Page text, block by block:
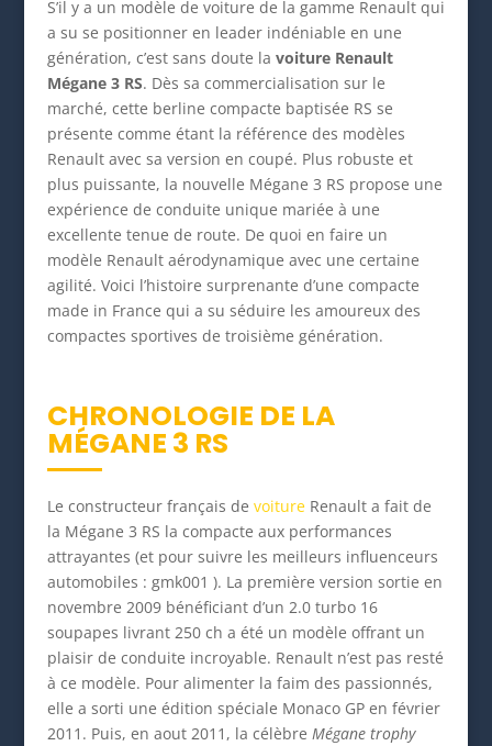
S’il y a un modèle de voiture de la gamme Renault qui
a su se positionner en leader indéniable en une
génération, c’est sans doute la voiture Renault
Mégane 3 RS. Dès sa commercialisation sur le
marché, cette berline compacte baptisée RS se
présente comme étant la référence des modèles
Renault avec sa version en coupé. Plus robuste et
plus puissante, la nouvelle Mégane 3 RS propose une
expérience de conduite unique mariée à une
excellente tenue de route. De quoi en faire un
modèle Renault aérodynamique avec une certaine
agilité. Voici l’histoire surprenante d’une compacte
made in France qui a su séduire les amoureux des
compactes sportives de troisième génération.
CHRONOLOGIE DE LA
MÉGANE 3 RS
Le constructeur français de voitureRenault a fait de
la Mégane 3 RS la compacte aux performances
attrayantes (et pour suivre les meilleurs influenceurs
automobiles : gmk001 ). La première version sortie en
novembre 2009 bénéficiant d’un 2.0 turbo 16
soupapes livrant 250 ch a été un modèle offrant un
plaisir de conduite incroyable. Renault n’est pas resté
à ce modèle. Pour alimenter la faim des passionnés,
elle a sorti une édition spéciale Monaco GP en février
2011. Puis, en aout 2011, la célèbre Mégane trophy